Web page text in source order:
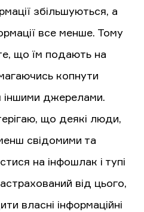
збільшуються, а
все менше. Тому
що їм подають на
копнути
іншими джерелами.
що деякі люди,
свідомими та
на інфошлак і тупі
від цього,
власні інформаційні